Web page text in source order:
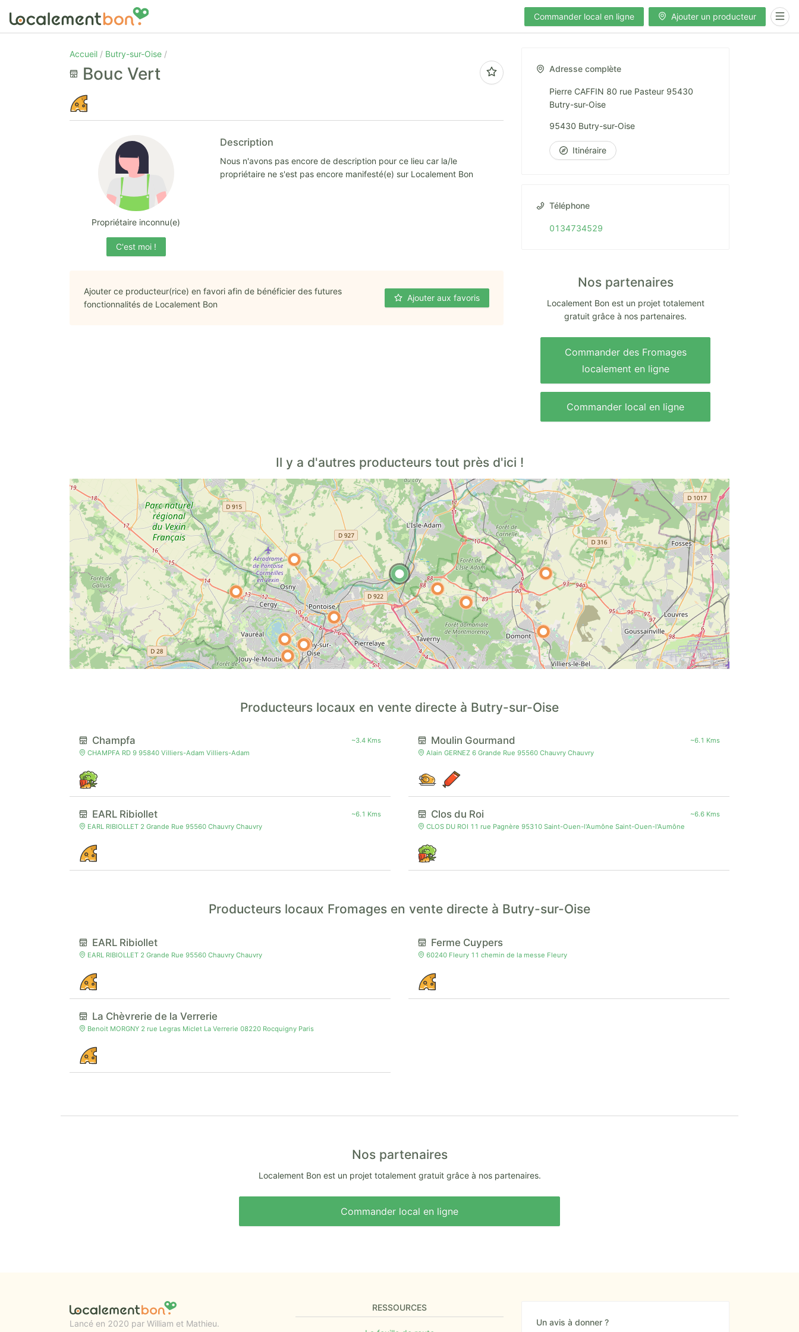
Commander local en ligne Ajouter un producteur
Accueil Butry-sur-Oise
Bouc Vert
Propriétaire inconnu(e)
C'est moi !
Description
Nous n'avons pas encore de description pour ce lieu car la/le
propriétaire ne s'est pas encore manifesté(e) sur Localement Bon
Ajouter ce producteur(rice) en favori afin de bénéficier des futures
fonctionnalités de Localement Bon
Ajouter aux favoris
Adresse complète
Pierre CAFFIN 80 rue Pasteur 95430
Butry-sur-Oise
95430 Butry-sur-Oise
Itinéraire
Téléphone
0134734529
Nos partenaires
Localement Bon est un projet totalement
gratuit grâce à nos partenaires.
Commander des Fromages
localement en ligne
Commander local en ligne
Il y a d'autres producteurs tout près d'ici !
Producteurs locaux en vente directe à Butry-sur-Oise
Champfa
~3.4 Kms
CHAMPFA RD 9 95840 Villiers-Adam Villiers-Adam
EARL Ribiollet
~6.1 Kms
EARL RIBIOLLET 2 Grande Rue 95560 Chauvry Chauvry
Moulin Gourmand
~6.1 Kms
Alain GERNEZ 6 Grande Rue 95560 Chauvry Chauvry
Clos du Roi
~6.6 Kms
CLOS DU ROI 11 rue Pagnère 95310 Saint-Ouen-l'Aumône Saint-Ouen-l'Aumône
Producteurs locaux Fromages en vente directe à Butry-sur-Oise
EARL Ribiollet
EARL RIBIOLLET 2 Grande Rue 95560 Chauvry Chauvry
La Chèvrerie de la Verrerie
Benoit MORGNY 2 rue Legras Miclet La Verrerie 08220 Rocquigny Paris
Ferme Cuypers
60240 Fleury 11 chemin de la messe Fleury
Nos partenaires
Localement Bon est un projet totalement gratuit grâce à nos partenaires.
Commander local en ligne
Lancé en 2020 par William et Mathieu.
RESSOURCES
Un avis à donner ?